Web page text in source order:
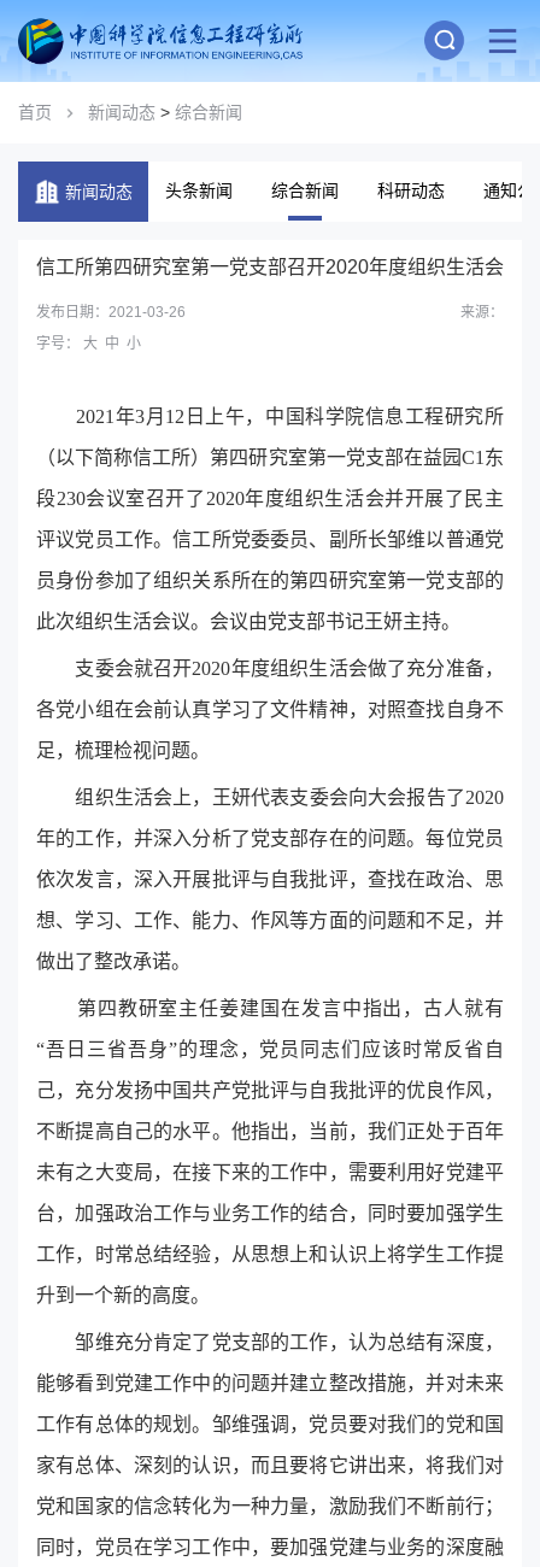
首页 新闻动态 > 综合新闻
新闻动态 头条新闻 综合新闻 科研动态 通知公
信工所第四研究室第一党支部召开2020年度组织生活会
发布日期：2021-03-26
来源：
字号：
大 中 小
2021 年3月 12 日上午，中国科学院信息工程研究所
（以下简称信工所）第四研究室第一党支部在益园C1 东
段230会议室召开了 2020年度组织生活会并开展了民主
评议党员工作。信工所党委委员、副所长邹维以普通党
员身份参加了组织关系所在的第四研究室第一党支部的
此次组织生活会议。会议由党支部书记王妍主持。
支委会就召开2020年度组织生活会做了充分准备，
各党小组在会前认真学习了文件精神，对照查找自身不
足，梳理检视问题。
组织生活会上，王妍代表支委会向大会报告了2020
年的工作，并深入分析了党支部存在的问题。每位党员
依次发言，深入开展批评与自我批评，查找在政治、思
想、学习、工作、能力、作风等方面的问题和不足，并
做出了整改承诺。
第四教研室主任姜建国在发言中指出，古人就有
“吾日三省吾身”的理念，党员同志们应该时常反省自
己，充分发扬中国共产党批评与自我批评的优良作风，
不断提高自己的水平。他指出，当前，我们正处于百年
未有之大变局，在接下来的工作中，需要利用好党建平
台，加强政治工作与业务工作的结合，同时要加强学生
工作，时常总结经验，从思想上和认识上将学生工作提
升到一个新的高度。
邹维充分肯定了党支部的工作，认为总结有深度，
能够看到党建工作中的问题并建立整改措施，并对未来
工作有总体的规划。邹维强调，党员要对我们的党和国
家有总体、深刻的认识，而且要将它讲出来，将我们对
党和国家的信念转化为一种力量，激励我们不断前行；
同时，党员在学习工作中，要加强党建与业务的深度融